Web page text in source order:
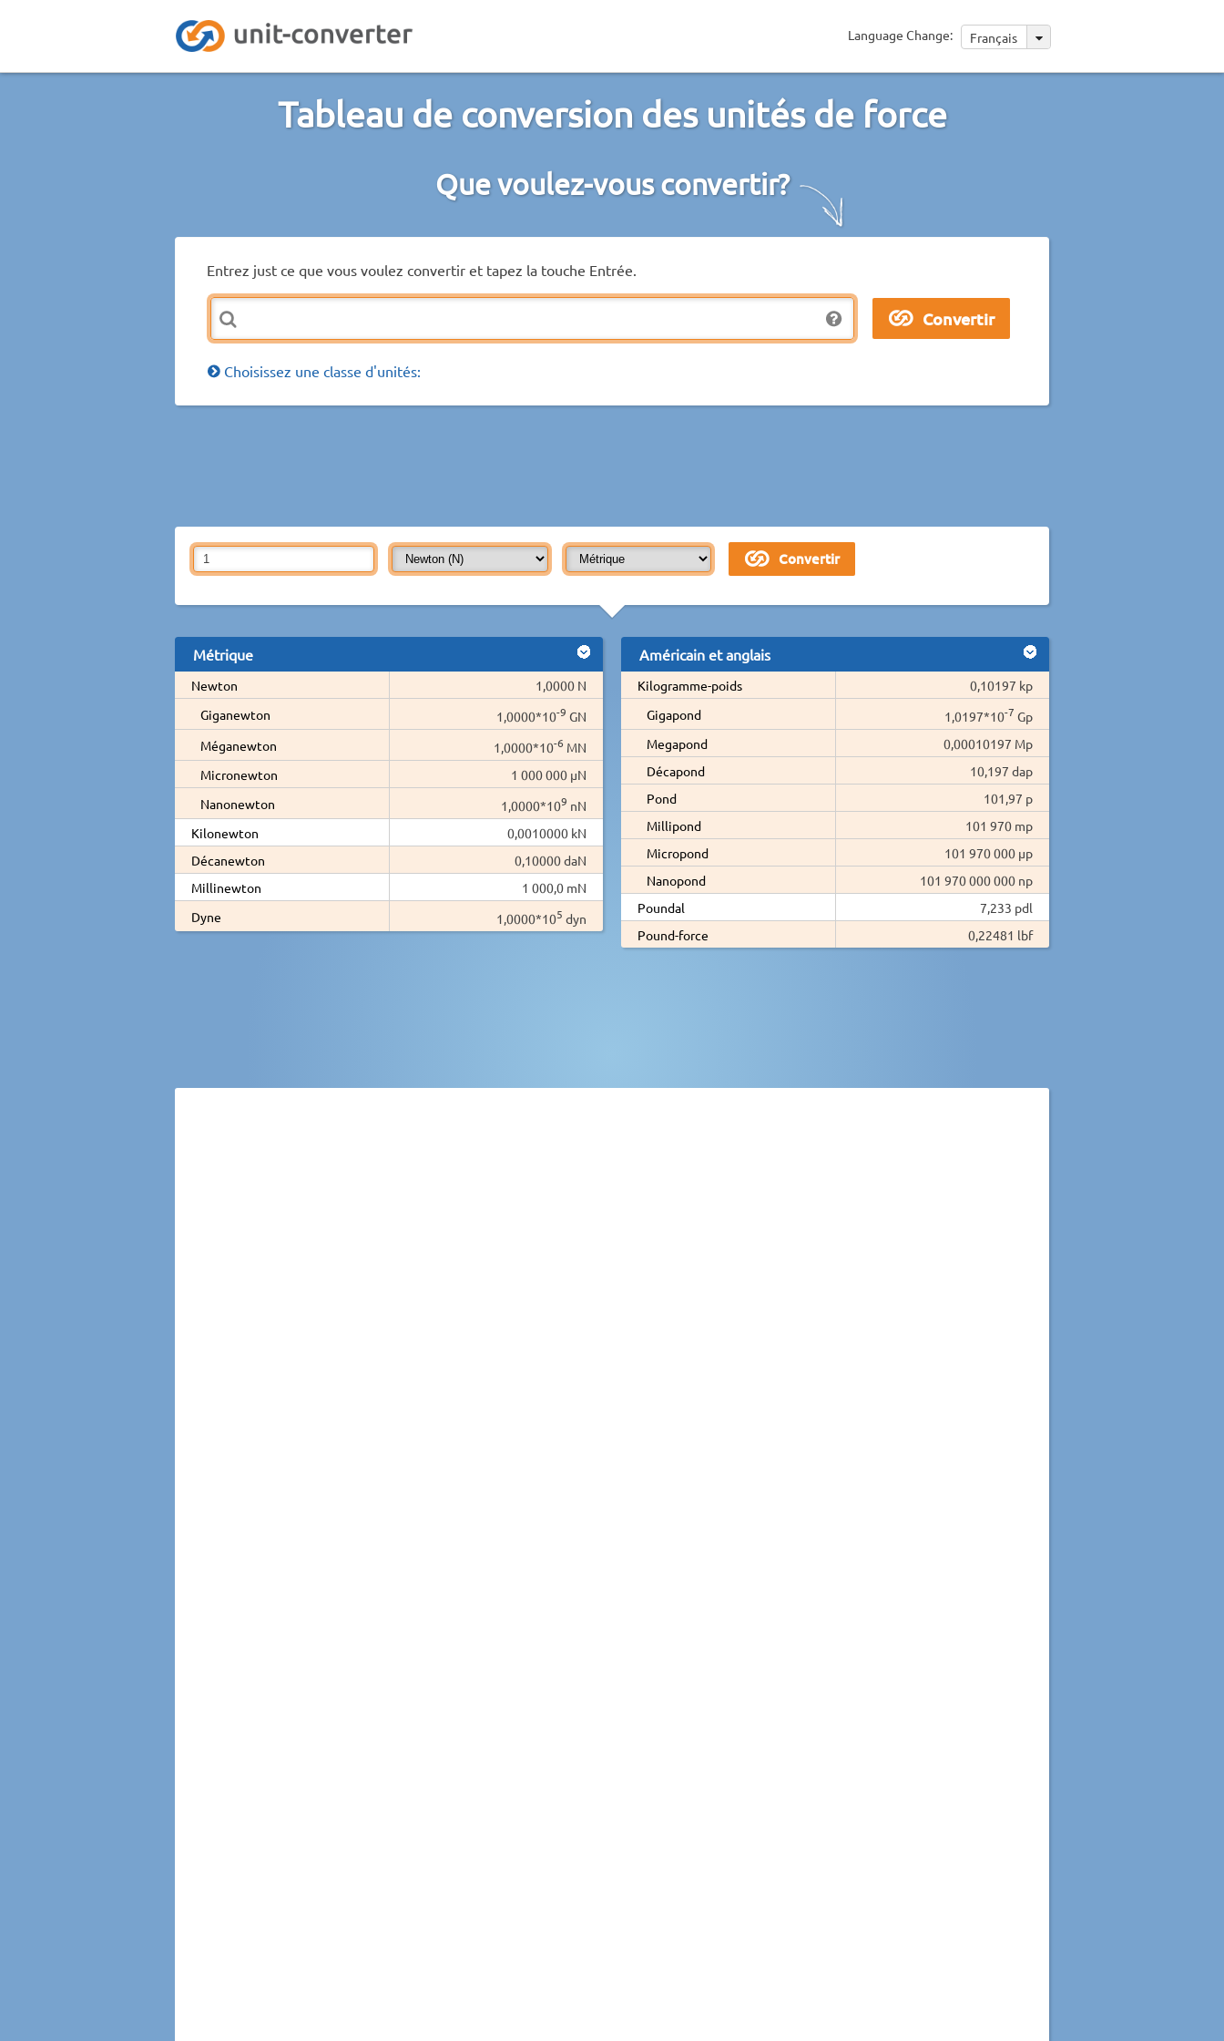
Language Change: Français
Tableau de conversion des unités de force
Que voulez-vous convertir?
Entrez just ce que vous voulez convertir et tapez la touche Entrée.
Choisissez une classe d'unités:
Métrique
Newton
1,0000 N
Giganewton
1,0000*10-9 GN
Méganewton
1,0000*10-6 MN
Micronewton
1 000 000 µN
Nanonewton
1,0000*109 nN
Kilonewton
0,0010000 kN
Décanewton
0,10000 daN
Millinewton
1 000,0 mN
Dyne
1,0000*105 dyn
Américain et anglais
Kilogramme-poids
0,10197 kp
Gigapond
1,0197*10-7 Gp
Megapond
0,00010197 Mp
Décapond
10,197 dap
Pond
101,97 p
Millipond
101 970 mp
Micropond
101 970 000 µp
Nanopond
101 970 000 000 np
Poundal
7,233 pdl
Pound-force
0,22481 lbf